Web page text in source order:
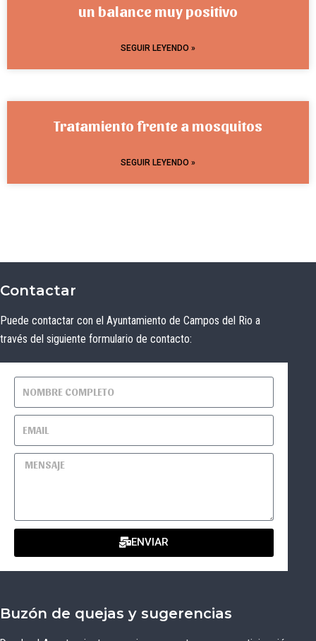
un balance muy positivo
SEGUIR LEYENDO »
Tratamiento frente a mosquitos
SEGUIR LEYENDO »
Contactar
Puede contactar con el Ayuntamiento de Campos del Rio a
través del siguiente formulario de contacto:
ENVIAR
Buzón de quejas y sugerencias